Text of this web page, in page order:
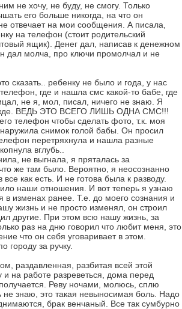
не хочу, не буду, не смогу. Только
его больше никогда, на что он
отвечает на мои сообщения. А писала,
на телефон (стоит родительский
ящик). Денег дал, написав к денежном
дал молча, про ключи промолчал и не
сказать.. ребенку не было и года, у нас
где и нашла смс какой-то бабе, где
не я, мол, писал, ничего не знаю. Я
ВЕДЬ ЭТО ВСЕГО ЛИШЬ ОДНА СМС!!!
телефон чтобы сделать фото, т.к. моя
снимок голой бабы. Он просил
перетряхнула и нашла разные
вглубь..
не выгнала, я пряталась за
же там было. Вероятно, я неосознанно
как есть. И не готова была к разводу.
наши отношения. И вот теперь я узнаю
изменах ранее. Т.е. до моего сознания и
жизнь и не просто изменял, он строил
другие. При этом всю нашу жизнь, за
раз на дню говорил что любит меня, это
что он себя уговаривает в этом.
городу за ручку.
раздавленная, разбитая всей этой
на работе разреветься, дома перед
Реву ночами, молюсь, сплю
не знаю, это такая невыносимая боль. Надо
брак венчаный. Все так сумбурно